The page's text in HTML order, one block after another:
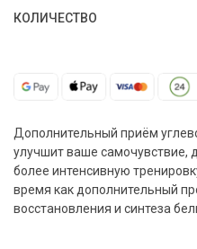
КОЛИЧЕСТВО
Дополнительный приём
улучшит ваше самочувствие,
более интенсивную
время как дополнительный
восстановления и синтеза